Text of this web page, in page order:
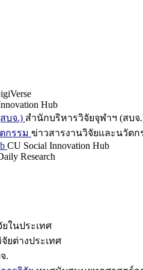
Hub
บจ.) สำนักบริหารวิจัยจุฬาฯ (สบจ
กรรม ข่าวสารงานวิจัยและนวัตก
CU Social Innovation Hub
Research
ในประเทศ
ยต่างประเทศ
.